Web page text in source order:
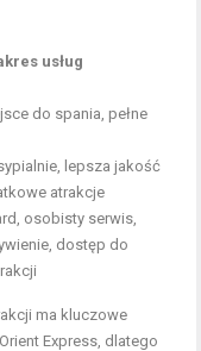
usług
do spania, pełne
lepsza jakość
atrakcje
osobisty serwis,
dostęp do
ma kluczowe
Express, dlatego